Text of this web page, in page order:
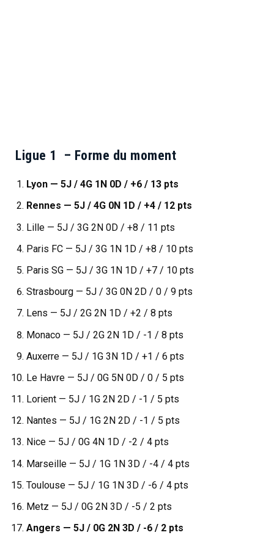
Ligue 1 – Forme du moment
Lyon — 5J / 4G 1N 0D / +6 / 13 pts
Rennes — 5J / 4G 0N 1D / +4 / 12 pts
Lille — 5J / 3G 2N 0D / +8 / 11 pts
Paris FC — 5J / 3G 1N 1D / +8 / 10 pts
Paris SG — 5J / 3G 1N 1D / +7 / 10 pts
Strasbourg — 5J / 3G 0N 2D / 0 / 9 pts
Lens — 5J / 2G 2N 1D / +2 / 8 pts
Monaco — 5J / 2G 2N 1D / -1 / 8 pts
Auxerre — 5J / 1G 3N 1D / +1 / 6 pts
Le Havre — 5J / 0G 5N 0D / 0 / 5 pts
Lorient — 5J / 1G 2N 2D / -1 / 5 pts
Nantes — 5J / 1G 2N 2D / -1 / 5 pts
Nice — 5J / 0G 4N 1D / -2 / 4 pts
Marseille — 5J / 1G 1N 3D / -4 / 4 pts
Toulouse — 5J / 1G 1N 3D / -6 / 4 pts
Metz — 5J / 0G 2N 3D / -5 / 2 pts
Angers — 5J / 0G 2N 3D / -6 / 2 pts